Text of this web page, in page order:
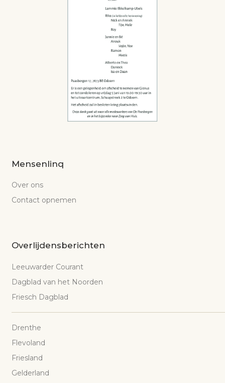
Mensenlinq
Over ons
Contact opnemen
Overlijdensberichten
Leeuwarder Courant
Dagblad van het Noorden
Friesch Dagblad
Drenthe
Flevoland
Friesland
Gelderland